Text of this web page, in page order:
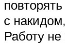
с
Работу